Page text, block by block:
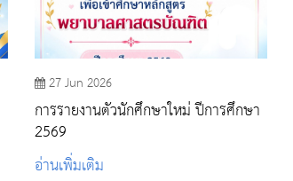
27 Jun 2026
การรายงานตัวนักศึกษาใหม่ ปีการศึกษา
2569
อ่านเพิ่มเติม